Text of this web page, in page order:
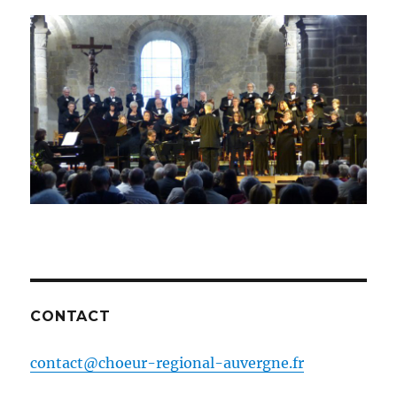
CONTACT
contact@choeur-regional-auvergne.fr